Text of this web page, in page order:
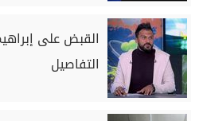
القبض على
التفاصيل